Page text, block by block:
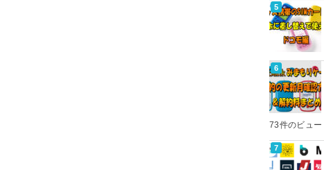
73件のビュー